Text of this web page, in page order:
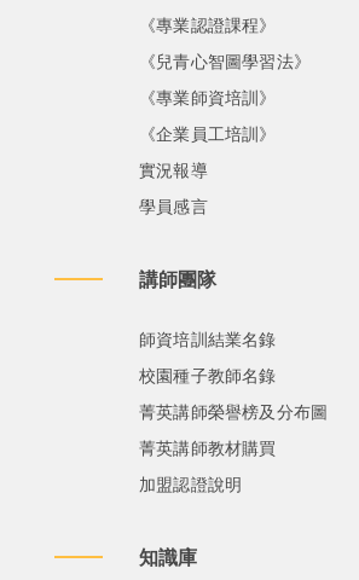
《專業認證課程》
《兒青心智圖學習法》
《專業師資培訓》
《企業員工培訓》
實況報導
學員感言
講師團隊
師資培訓結業名錄
校園種子教師名錄
菁英講師榮譽榜及分布圖
菁英講師教材購買
加盟認證說明
知識庫